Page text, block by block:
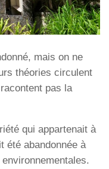
mais on ne
théories circulent
pas la
qui appartenait à
été abandonnée à